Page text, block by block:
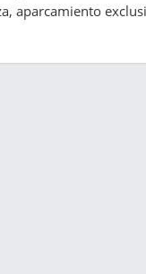
aparcamiento